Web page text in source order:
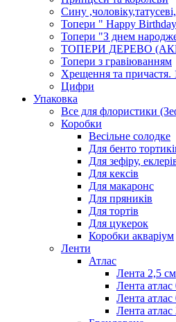
Сину
Топери " Happy
Топери "З днем
ТОПЕРИ ДЕРЕВО
Топери з гравіюванням
Хрещення та причастя.
Цифри
Упаковка
Все для флористики
Коробки
Весільне солодке
Для бенто
Для зефіру,
Для кексів
Для макаронс
Для пряників
Для тортів
Для цукерок
Коробки акваріум
Ленти
Атлас
Лента 2,5 см
Лента
Лента
Лента атлас